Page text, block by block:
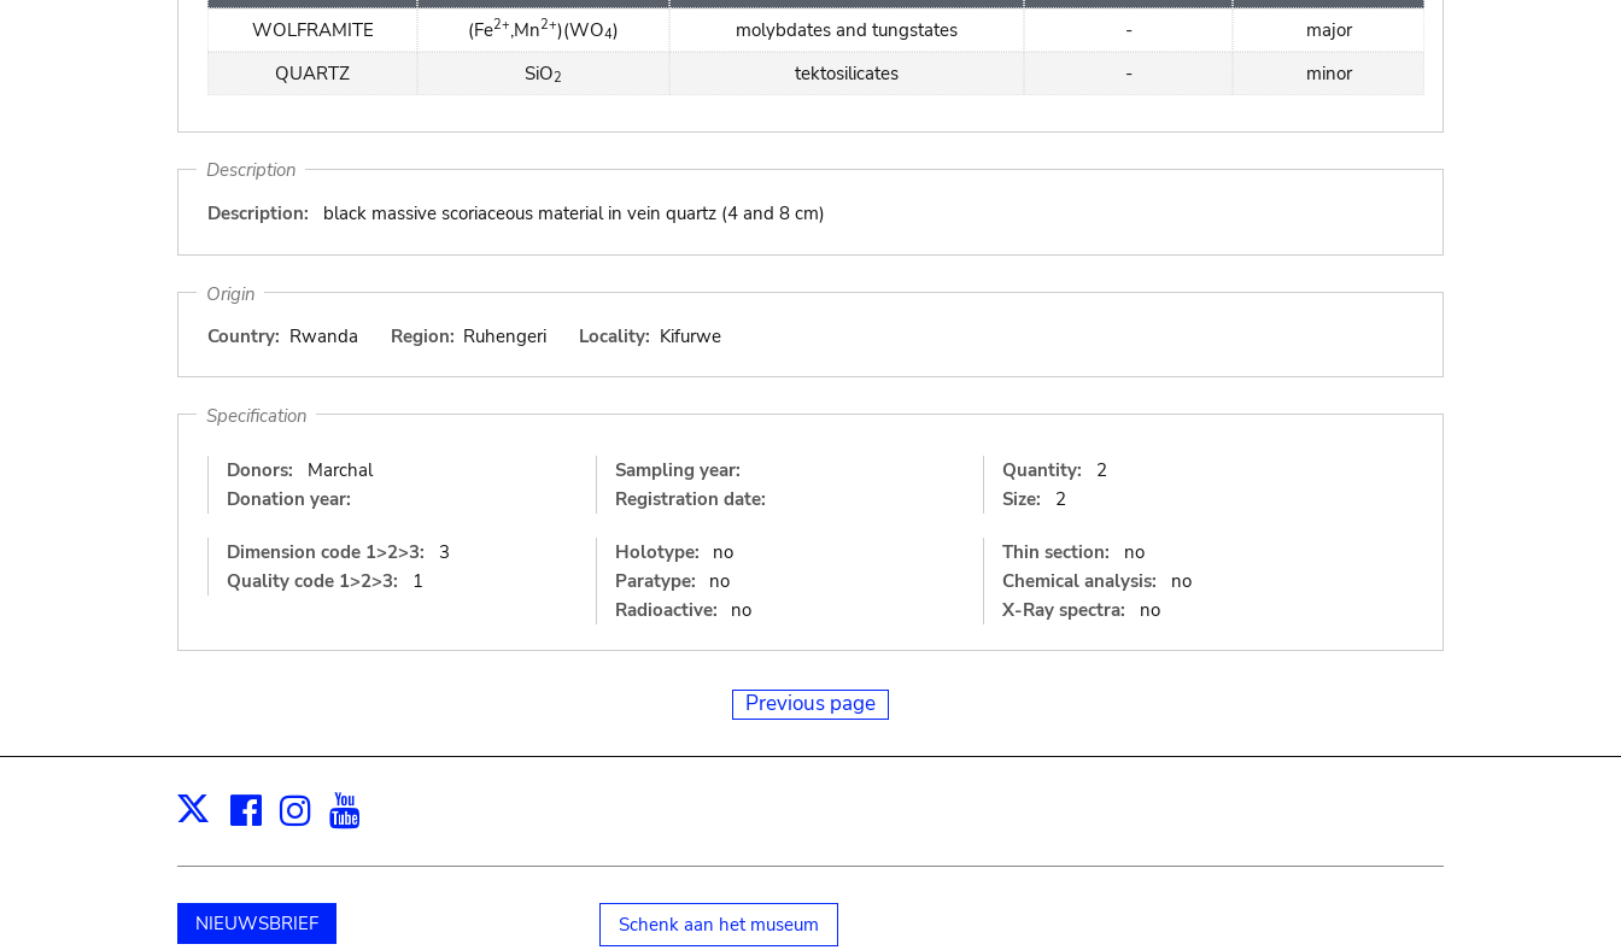
WOLFRAMITE (Fe2+,Mn2+)(WO4) molybdates and tungstates -
major
QUARTZ
SiO2 tektosilicates - minor
Description
Description:
black massive scoriaceous material in vein quartz (4 and 8 cm)
Origin
Country: Rwanda Region: Ruhengeri Locality: Kifurwe
Specification
Donors:
Marchal
Donation year:
Sampling year:
Registration date:
Quantity:
2
Size:
2
Dimension code 1>2>3:
3
Quality code 1>2>3:
1
Holotype:
no
Paratype:
no
Radioactive:
no
Thin section:
no
Chemical analysis:
no
X-Ray spectra:
no
Previous page
X Facebook
Instagram
NIEUWSBRIEF Schenk aan het museum